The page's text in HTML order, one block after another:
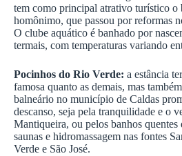
tem como principal atrativo turístico o
homônimo, que passou por reformas
O clube aquático é banhado por
termais, com temperaturas variando
Pocinhos do Rio Verde: a estância
famosa quanto as demais, mas
balneário no município de Caldas
descanso, seja pela tranquilidade e o
Mantiqueira, ou pelos banhos quentes
saunas e hidromassagem nas fontes
Verde e São José.